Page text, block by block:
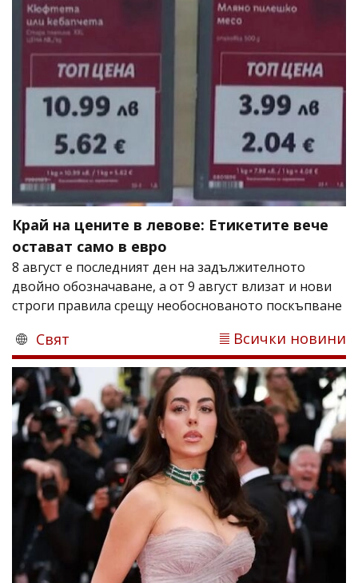
Край на цените в левове: Етикетите вече
остават само в евро
8 август е последният ден на задължителното
двойно обозначаване, а от 9 август влизат и нови
строги правила срещу необоснованото поскъпване
Свят Всички новини